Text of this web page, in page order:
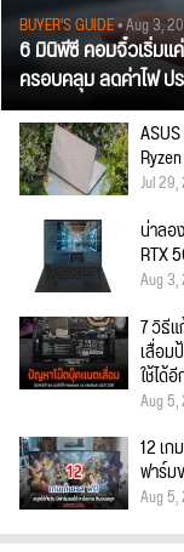
BUYER'S GUIDE• Aug 3,
6 มินิพีซี คอมจิ๋วเริ่มแ
ครอบคลุม ลดค่าไฟ
Jul
น่าลอ
RTX
Aug
7 วิธี
เสื่อม
ใช้ได้
Aug
12 เ
ฟาร์
Aug